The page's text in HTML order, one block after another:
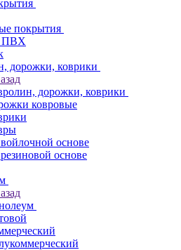
покрытия
ПВХ
дорожки, коврики
дорожки, коврики
ковровые
основе
основе